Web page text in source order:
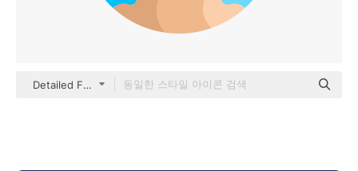
Detailed Flat Circular Flat